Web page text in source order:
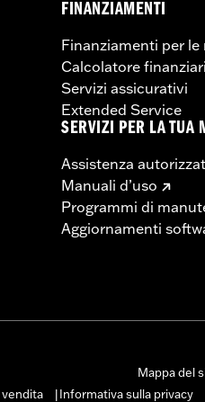
FINANZIAMENTI
Finanziamenti per
Calcolatore
Servizi assicurativi
Extended Service
SERVIZI PER LA TUA
Assistenza
Manuali d’uso
Programmi di
Aggiornamenti
Mappa del
vendita Informativa sulla privacy